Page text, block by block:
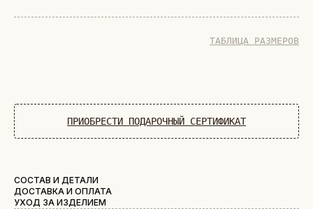
ТАБЛИЦА РАЗМЕРОВ
ПРИОБРЕСТИ ПОДАРОЧНЫЙ СЕРТИФИКАТ
СОСТАВ И ДЕТАЛИ
ДОСТАВКА И ОПЛАТА
УХОД ЗА ИЗДЕЛИЕМ